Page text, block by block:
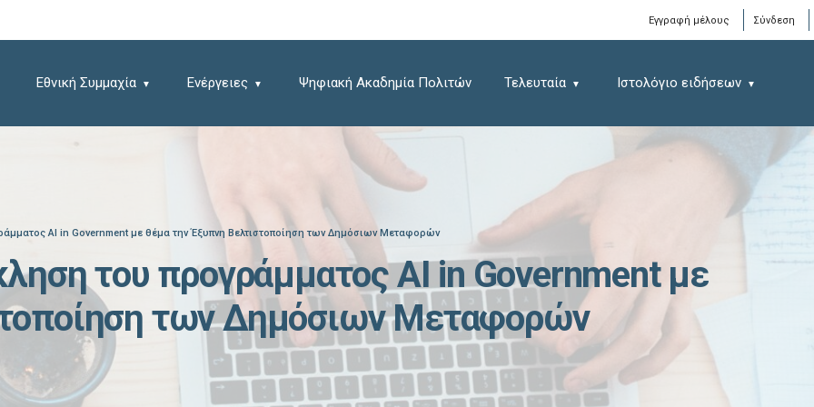
Εγγραφή μέλους Σύνδεση
Εθνική Συμμαχία Ενέργειες Ψηφιακή Ακαδημία Πολιτών Τελευταία Ιστολόγιο ειδήσεων
AI in Government με θέμα την Έξυπνη Βελτιστοποίηση των Δημόσιων Μεταφορών
του προγράμματος AI in Government με
των Δημόσιων Μεταφορών